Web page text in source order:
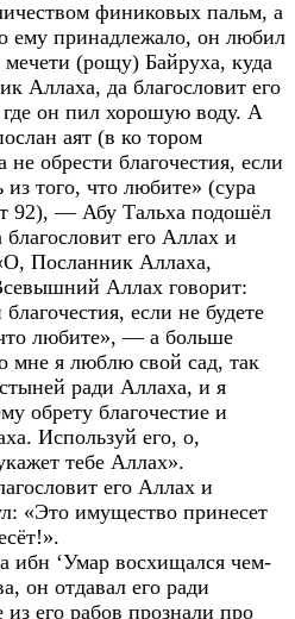
финиковых пальм, а
ему принадлежало, он любил
(рощу) Байруха, куда
Аллаха, да благословит его
он пил хорошую воду. А
аят (в ко тором
обрести благочестия, если
из того, что любите» (сура
92), — Абу Тальха подошёл
его Аллах и
Посланник Аллаха,
Аллах говорит:
если не будете
любите», — а больше
мне я люблю свой сад, так
ради Аллаха, и я
обрету благочестие и
Используй его, о,
тебе Аллах».
его Аллах и
«Это имущество принесет
‘Умар восхищался чем-
он отдавал его ради
его рабов прознали про